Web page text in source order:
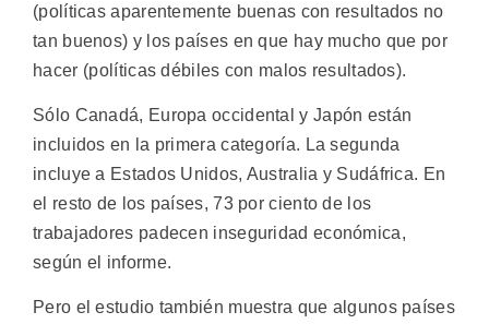
(políticas aparentemente buenas con resultados no
tan buenos) y los países en que hay mucho que por
hacer (políticas débiles con malos resultados).
Sólo Canadá, Europa occidental y Japón están
incluidos en la primera categoría. La segunda
incluye a Estados Unidos, Australia y Sudáfrica. En
el resto de los países, 73 por ciento de los
trabajadores padecen inseguridad económica,
según el informe.
Pero el estudio también muestra que algunos países